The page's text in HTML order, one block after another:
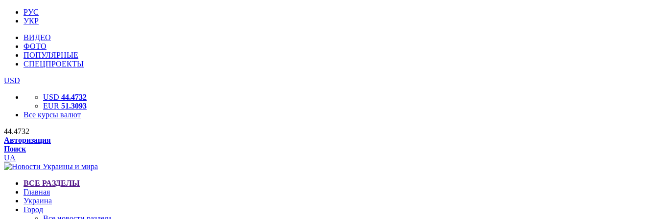
РУС
УКР
ВИДЕО
ФОТО
ПОПУЛЯРНЫЕ
СПЕЦПРОЕКТЫ
USD
USD 44.4732
EUR 51.3093
Все курсы валют
44.4732
Авторизация
Поиск
UA
ВСЕ РАЗДЕЛЫ
Главная
Украина
Город